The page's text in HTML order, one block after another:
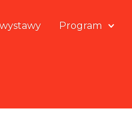
Program